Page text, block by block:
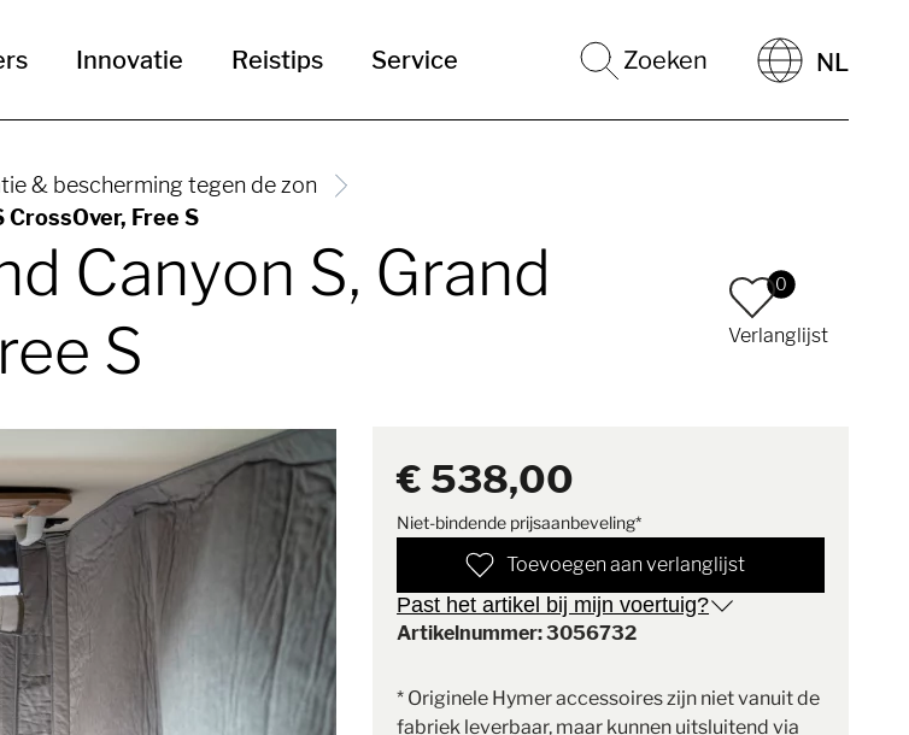
Innovatie Reistips Service Zoeken NL
& bescherming tegen de zon
Free S
Canyon S, Grand
S
0
Verlanglijst
€ 538,00
Niet-bindende prijsaanbeveling*
Toevoegen aan verlanglijst
Past het artikel bij mijn voertuig?
Artikelnummer: 3056732
* Originele Hymer accessoires zijn niet vanuit de
fabriek leverbaar, maar kunnen uitsluitend via